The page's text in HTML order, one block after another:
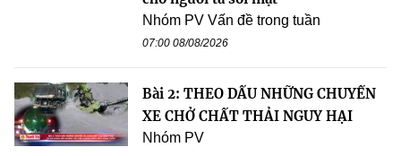
Nhóm PV Vấn đề trong tuần
07:00 08/08/2026
Bài 2: THEO DẤU NHỮNG CHUYẾN
XE CHỞ CHẤT THẢI NGUY HẠI
Nhóm PV